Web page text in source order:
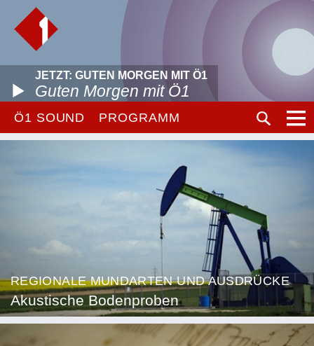
JETZT: GUTEN MORGEN MIT Ö1
Guten Morgen mit Ö1
Ö1 SOUND PROGRAMM
REGIONALE MUNDARTEN UND AUSDRÜCKE
Akustische Bodenproben